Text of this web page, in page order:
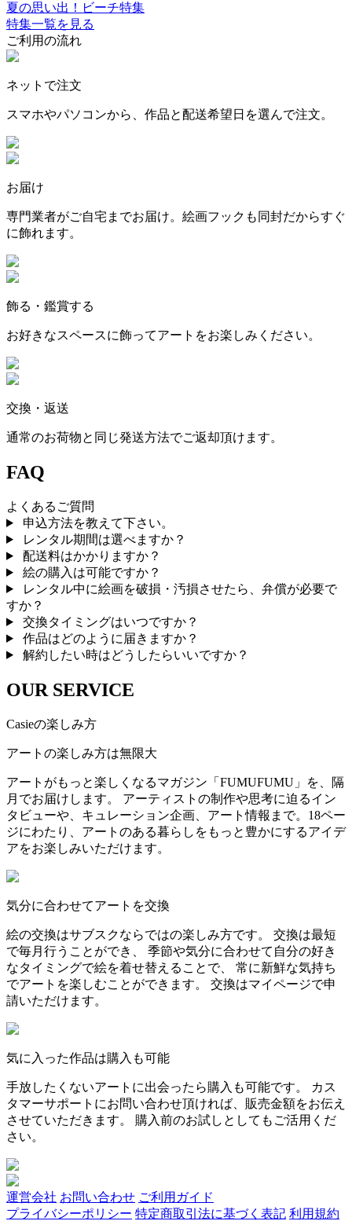
夏の思い出！ビーチ特集
特集一覧を見る
ご利用の流れ
ネットで注文
スマホやパソコンから、作品と配送希望日を選んで注文。
お届け
専門業者がご自宅までお届け。絵画フックも同封だからすぐ
に飾れます。
飾る・鑑賞する
お好きなスペースに飾ってアートをお楽しみください。
交換・返送
通常のお荷物と同じ発送方法でご返却頂けます。
FAQ
よくあるご質問
申込方法を教えて下さい。
レンタル期間は選べますか？
配送料はかかりますか？
絵の購入は可能ですか？
レンタル中に絵画を破損・汚損させたら、弁償が必要で
すか？
交換タイミングはいつですか？
作品はどのように届きますか？
解約したい時はどうしたらいいですか？
OUR SERVICE
Casieの楽しみ方
アートの楽しみ方は無限大
アートがもっと楽しくなるマガジン「FUMUFUMU」を、隔
月でお届けします。 アーティストの制作や思考に迫るイン
タビューや、キュレーション企画、アート情報まで。18ペー
ジにわたり、アートのある暮らしをもっと豊かにするアイデ
アをお楽しみいただけます。
気分に合わせてアートを交換
絵の交換はサブスクならではの楽しみ方です。 交換は最短
で毎月行うことができ、 季節や気分に合わせて自分の好き
なタイミングで絵を着せ替えることで、 常に新鮮な気持ち
でアートを楽しむことができます。 交換はマイページで申
請いただけます。
気に入った作品は購入も可能
手放したくないアートに出会ったら購入も可能です。 カス
タマーサポートにお問い合わせ頂ければ、販売金額をお伝え
させていただきます。 購入前のお試しとしてもご活用くだ
さい。
運営会社 お問い合わせ ご利用ガイド
プライバシーポリシー 特定商取引法に基づく表記 利用規約